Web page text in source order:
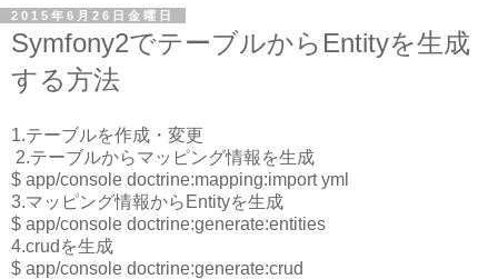
2015年6月26日金曜日
Symfony2でテーブルからEntityを生成
する方法
1.テーブルを作成・変更
2.テーブルからマッピング情報を生成
$ app/console doctrine:mapping:importyml
3.マッピング情報からEntityを生成
$ app/console doctrine:generate:entities
4.crudを生成
$ app/console doctrine:generate:crud